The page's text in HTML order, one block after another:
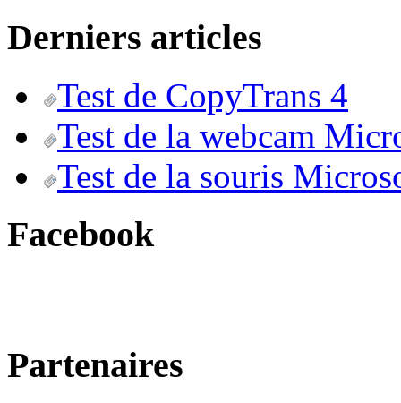
Derniers articles
Test de CopyTrans 4
Test de la webcam
Test de la souris
Facebook
Partenaires